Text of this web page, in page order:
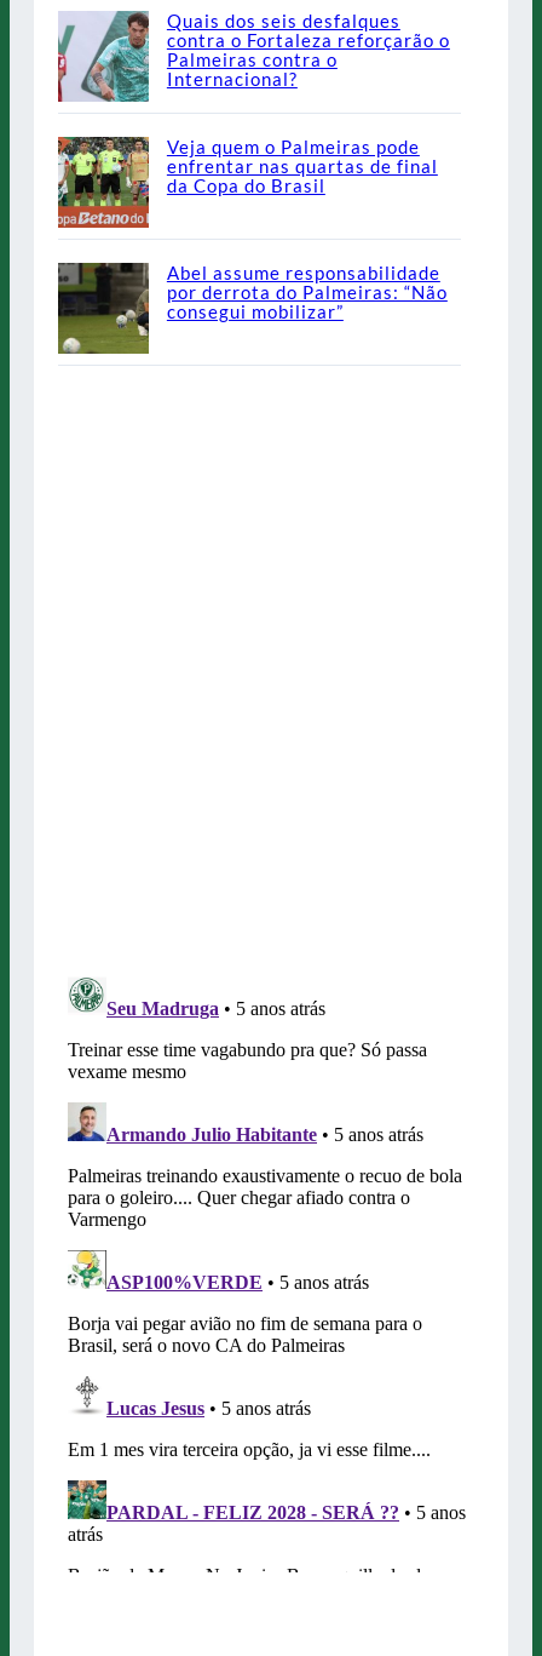
Quais dos seis desfalques
contra o Fortaleza reforçarão o
Palmeiras contra o
Internacional?
Veja quem o Palmeiras pode
enfrentar nas quartas de final
da Copa do Brasil
Abel assume responsabilidade
por derrota do Palmeiras: “Não
consegui mobilizar”